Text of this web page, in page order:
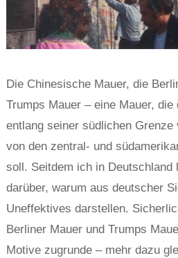
Die Chinesische Mauer, die
Trumps Mauer – eine Mauer, die
entlang seiner südlichen Grenze
von den zentral- und
soll. Seitdem ich in Deutschland
darüber, warum aus deutscher
Uneffektives darstellen.
Berliner Mauer und Trumps
Motive zugrunde – mehr dazu